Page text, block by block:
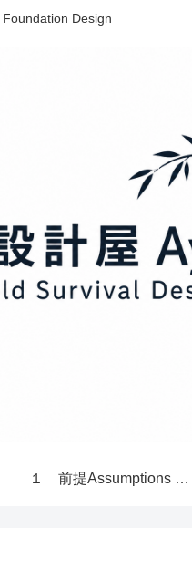
Design
１ 前提Assumptions 構造Structure 世界 World